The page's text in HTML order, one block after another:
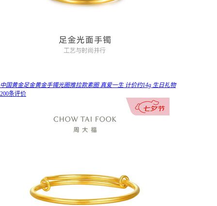
中国黄金足金黄金手镯光圈推拉款素圈 真爱一生 计价约14g 生日礼物
200条评价